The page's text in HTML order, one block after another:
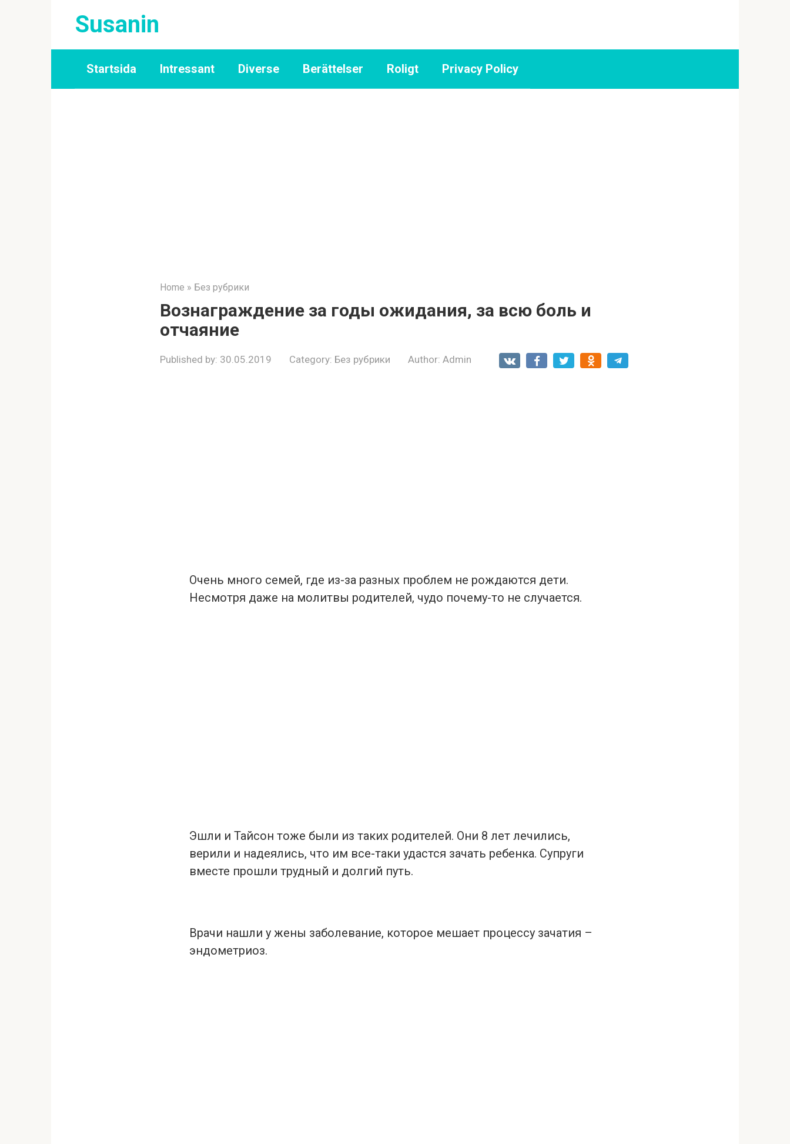
Susanin
Startsida Intressant Diverse Berättelser Roligt Privacy Policy
Home » Без рубрики
Вознаграждение за годы ожидания, за всю боль и
отчаяние
Published by: 30.05.2019 Category: Без рубрики Author: Admin
Очень много семей, где из-за разных проблем не рождаются дети.
Несмотря даже на молитвы родителей, чудо почему-то не случается.
Эшли и Тайсон тоже были из таких родителей. Они 8 лет лечились,
верили и надеялись, что им все-таки удастся зачать ребенка. Супруги
вместе прошли трудный и долгий путь.
Врачи нашли у жены заболевание, которое мешает процессу зачатия –
эндометриоз.